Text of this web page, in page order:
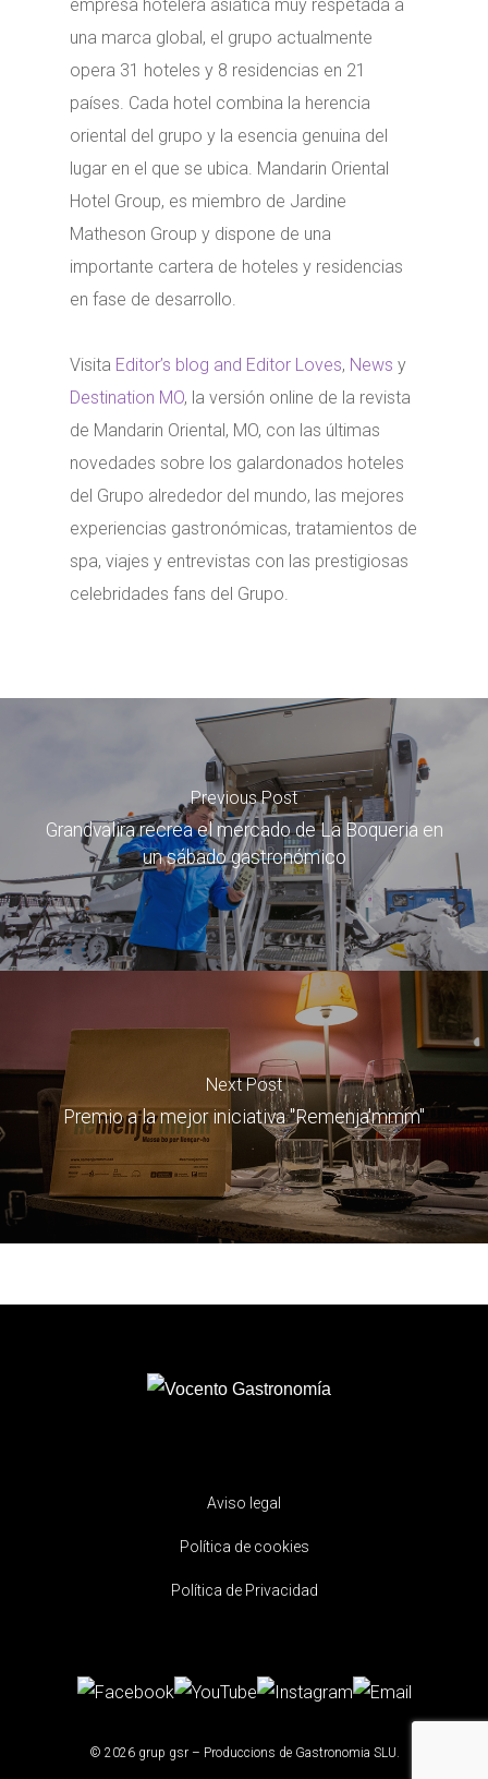
empresa hotelera asiática muy respetada a
una marca global, el grupo actualmente
opera 31 hoteles y 8 residencias en 21
países. Cada hotel combina la herencia
oriental del grupo y la esencia genuina del
lugar en el que se ubica. Mandarin Oriental
Hotel Group, es miembro de Jardine
Matheson Group y dispone de una
importante cartera de hoteles y residencias
en fase de desarrollo.
Visita Editor’s blog and Editor Loves, News y
Destination MO, la versión online de la revista
de Mandarin Oriental, MO, con las últimas
novedades sobre los galardonados hoteles
del Grupo alrededor del mundo, las mejores
experiencias gastronómicas, tratamientos de
spa, viajes y entrevistas con las prestigiosas
celebridades fans del Grupo.
Previous Post
Grandvalira recrea el mercado de La Boqueria en
un sábado gastronómico
Next Post
Premio a la mejor iniciativa "Remenja'mmm"
Aviso legal
Política de cookies
Política de Privacidad
© 2026 grup gsr – Produccions de Gastronomia SLU.